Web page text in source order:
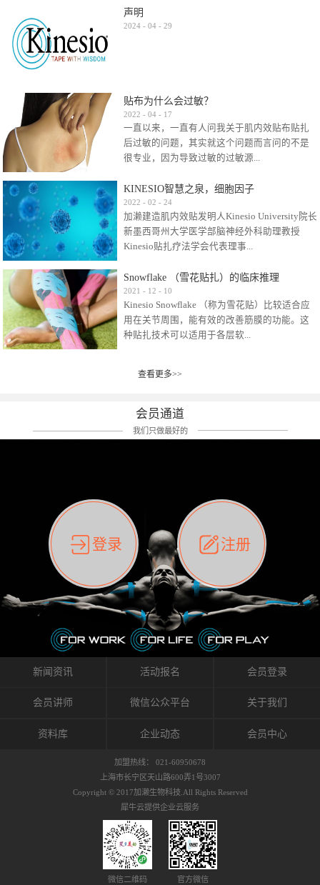
声明
2024 - 04 - 29
贴布为什么会过敏？
2022 - 04 - 17
一直以来，一直有人问我关于肌内效贴布贴扎
后过敏的问题，其实就这个问题而言问的不是
很专业，因为导致过敏的过敏源...
很多，比如试穿件衣服有时都会过敏，特定条
件下吃东西有时也会过敏，难道不吃不穿了？
其他品牌的在此我们不予评价，就KINESIO肌内
效贴布来说，40多年的研究开发制造肌内效贴
比如我本人，几乎天天接触KINESIO肌内效，无
论从皮肤适应性还是本人皮肤本身就不属于不
易过敏的那种，基本不会有过敏瘙痒的情况。
但是，当身体不适、休息不好、持续紧张等特
殊因素的影响下，有时还是会出现瘙痒过敏的
前后后居家近30天左右，感觉日子都日夜颠倒
痛影响走路。当天疼痛部贴了EDF和胃十字，膝
关节贴了半月板贴布。第2天第12肋部的EDF和
消失，贴布也没有出现进一步瘙痒过敏。而膝
关节的半月板贴布张力用的100%，但自始至终
它都很坚强的贴着，没有出现过任何瘙痒的迹
象。不同的条件下，同一个身体，不同的部位
皮肤的敏感度也有不同。因此我们KINESIO要做
的，是在研发生产过程中竭尽全力的降低致敏
性，减少贴布本身带来的致敏率。那到底是什
么原因引起的过敏瘙痒呢？我整理了以下内容
仅供大家参考，希望能给予大家帮助。首先我
们分析解剖下过敏的原因，然后简说一下
KINESIO贴布贴扎后预防应对。我把导致过敏的
原因，简单分为外因和内因。外因1，贴布贴布
括：1）面料的伸展率、回缩率、纤维的刺激
能会给皮肤带来过度的刺激，从而引起过敏瘙
KINESIO智慧之泉，细胞因子
2022 - 02 - 24
加濑建造肌内效贴发明人Kinesio University院长
新墨西哥州大学医学部脑神经外科助理教授
Kinesio贴扎疗法学会代表理事...
Kinesio Taping Association International
（KTAI）名誉会长 身体具有免疫、疼痛、细胞
破坏、发热、修复、增殖、再生等自然愈合能
力。 多作为细胞因子存在于皮肤表皮、真皮、
扎疗法）的效果是通过创造一个环境，使每种
以激发身体的自然愈合能力。 通常，药物会削
弱细胞因子的作用，单方面还会引起副作用的
症状。 与此相比，Kinesio肌内效贴创造了细
的控制仍有许多未知。 细胞因子是一种酵素，
各种各样的酵素起着适当的作用，为细胞创造
了适合居住的环境。 在现代医学上，这种细胞
因子是一种酶的观点往往被否定，但在体内有
有毒细菌和无毒细菌，它们起着保持身体平衡
的作用。 Kinesio肌内效贴不像药物那样在短时
间内表现出症状，而是通过花费时间创造一个
对身体没有伤害（副作用等）的环境来减轻症
状。 但是，由于营养、精神、运动的平衡被破
坏，各种细胞就会发生病态变化。 在一定的状
态下，细胞因子会自动捕捉异常，并在细胞之
间传递适当的修复信息。可以收集各自所需的
因子级联；细胞因子的连锁反应）。 如果这种
者甚至提供不需要的物质。 因此，身体所需的
自然愈合能力不仅不能发挥作用，反而会造成
恶化的环境。Kinesio肌内效贴的作用，就是解
决这些问题。 KinesioTaping ® （Kinesio贴扎
疗法）的概念是空（空间），动（流动），冷
（抑制热的上升），为了实现这些，贴布的质
作出来。 特别地，Kinesio Medical
Tappling®（Kinesio医疗贴扎）通过从皮肤表面
长时间给予适...
Snowflake （雪花贴扎）的临床推理
2021 - 12 - 10
Kinesio Snowflake （称为雪花贴）比较适合应
用在关节周围，能有效的改善筋膜的功能。这
种贴扎技术可以适用于各层软...
组织:肌肉，肌腱，韧带（主要围绕有问题的关
状，而是指贴布本身很重量，以及贴布刺激的
类型。贴布的应用充分利用了体内由间质液组
成的自然流体力学的流体层。这种轻微的刺激
间，还可以在单片贴布上提供支持和深度刺
激。通过对间质液的适当控制，可以连接皮下
筋膜，对关节进行非常轻柔的刺激，增加患部
的治疗区域。 snowflake“雪花”贴布不会妨碍皮
肤上下左右运动，有效的辅助修复关节周围组
织的筋膜。它可以作用于关节或肌肉表面，释
放压力，刺激深层筋膜。“雪花”贴扎疗法是一
种可以改变肌肉、筋膜和间质液之间自然流动
关系的方法。 间质液间质被称为人体的新器
官。研究人员认为，整个身体的网络是由坚韧
且柔软的蛋白质结构所支撑的相互连接的充满
流体的空间构成的。如果作为脏器，这是人体
最大的脏器，约占体重的20%（相比之下，皮
内流通，有助于细胞的再生和恢复。“1”“雪花”
周围进行轻柔的刺激，改善受影响的关节和肌
到辅助修复损伤组织的作用。对组织的营养供
膜，韧带和关节周围皮下组织的关节囊。 流
体力学理论加濑博士-Kinesio肌内效贴布的发明
人流体力学理论是以对日常生活产生反复影响
的纤细筋膜的性质为焦点。 筋膜容易受到外部
查看更多>>
会员通道
我们只做最好的
登录 注册
新闻资讯 活动报名 会员登录
会员讲师 微信公众平台 关于我们
资料库 企业动态 会员中心
加盟热线： 021-60950678
上海市长宁区天山路600弄1号3007
Copyright © 2017加濑生物科技.All Rights Reserved
犀牛云提供企业云服务
微信二维码 官方微信